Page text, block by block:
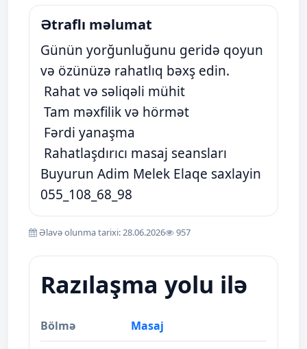
Ətraflı məlumat
Günün yorğunluğunu geridə qoyun
və özünüzə rahatlıq bəxş edin.
Rahat və səliqəli mühit
Tam məxfilik və hörmət
Fərdi yanaşma
Rahatlaşdırıcı masaj seansları
Buyurun Adim Melek Elaqe saxlayin
055_108_68_98
Əlavə olunma tarixi: 28.06.2026 957
Razılaşma yolu ilə
Bölmə Masaj